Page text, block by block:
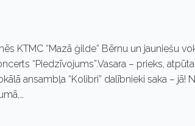
KTMC “Mazā ģilde” Bērnu un jauniešu
“Piedzīvojums”.Vasara – prieks,
ansambļa “Kolibri” dalībnieki saka – jā!